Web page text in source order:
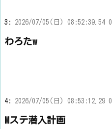
3: 2026/07/05(日) 08:52:39.54 0
わろたw
4: 2026/07/05(日) 08:53:12.29 0
Mステ潜入計画